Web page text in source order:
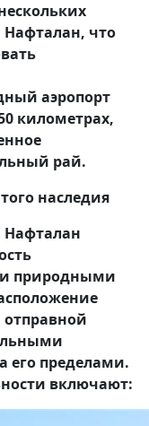
Нафталан, что
аэропорт
километрах,
рай.
наследия
и природными
отправной
его пределами.
включают: